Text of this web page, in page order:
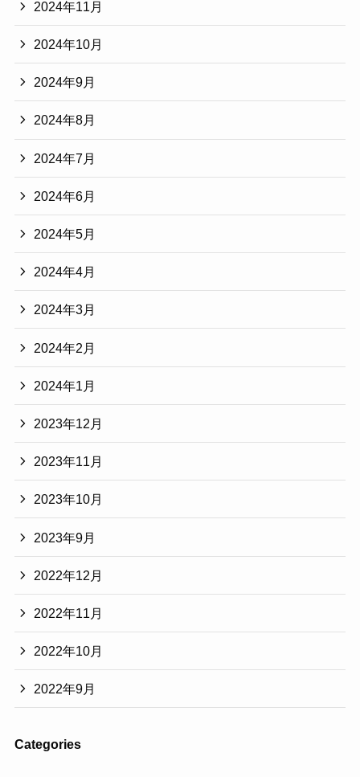
2024年11月
2024年10月
2024年9月
2024年8月
2024年7月
2024年6月
2024年5月
2024年4月
2024年3月
2024年2月
2024年1月
2023年12月
2023年11月
2023年10月
2023年9月
2022年12月
2022年11月
2022年10月
2022年9月
Categories